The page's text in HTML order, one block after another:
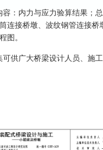
内力与应力验算结果；总
连接桥墩、波纹钢管连接
图。
广大桥梁设计人员、施工